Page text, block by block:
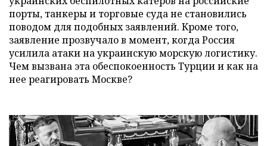
порты, танкеры и торговые суда не становились
поводом для подобных заявлений. Кроме того,
заявление прозвучало в момент, когда Россия
усилила атаки на украинскую морскую логистику.
Чем вызвана эта обеспокоенность Турции и как на
нее реагировать Москве?